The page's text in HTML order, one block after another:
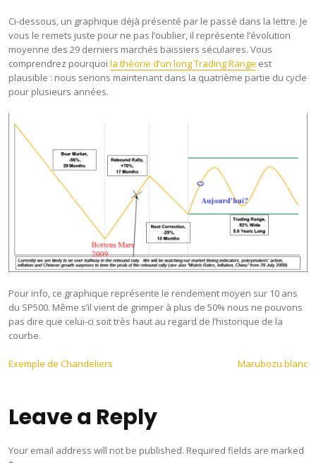
Ci-dessous, un graphique déjà présenté par le passé dans la lettre. Je
vous le remets juste pour ne pas l’oublier, il représente l’évolution
moyenne des 29 derniers marchés baissiers séculaires. Vous
comprendrez pourquoi la théorie d’un long Trading Range est
plausible : nous serions maintenant dans la quatrième partie du cycle
pour plusieurs années.
Pour info, ce graphique représente le rendement moyen sur 10 ans
du SP500. Même s’il vient de grimper à plus de 50% nous ne pouvons
pas dire que celui-ci soit très haut au regard de l’historique de la
courbe.
Post
Exemple de Chandeliers Marubozu blanc
Leave a Reply
Your email address will not be published. Required fields are marked